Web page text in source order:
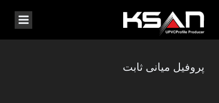
پروفیل میانی ثابت